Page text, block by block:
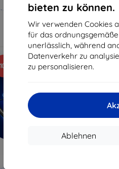
bieten zu können.
Wir verwenden Cookies
für das
unerlässlich, während
Datenverkehr zu
zu personalisieren.
Ablehnen
hergestellt
20,90 €
18,80 €
Auf Lager 3 Stk.